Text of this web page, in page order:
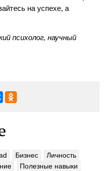
на успехе, а
психолог, научный
Бизнес
Личность
Полезные навыки